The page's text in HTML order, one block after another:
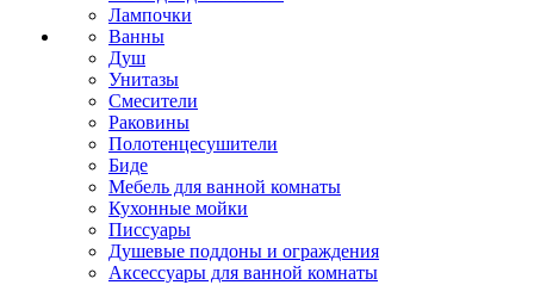
Лампочки
Ванны
Душ
Унитазы
Смесители
Раковины
Полотенцесушители
Биде
Мебель для ванной комнаты
Кухонные мойки
Писсуары
Душевые поддоны и ограждения
Аксессуары для ванной комнаты